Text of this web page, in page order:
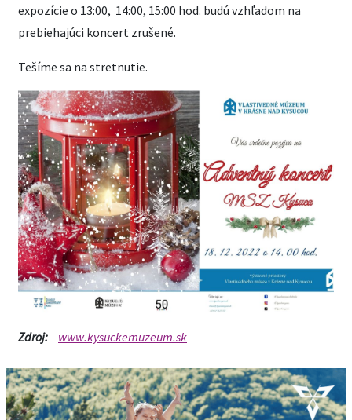
expozície o 13:00, 14:00, 15:00 hod. budú vzhľadom na
prebiehajúci koncert zrušené.
Tešíme sa na stretnutie.
Zdroj: www.kysuckemuzeum.sk